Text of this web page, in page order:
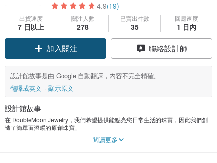
4.9(19)
出貨速度
7 日以上
關注人數
278
已賣出件數
35
回應速度
1 日內
加入關注 聯絡設計師
設計館故事是由 Google 自動翻譯，內容不完全精確。
翻譯成英文
顯示原文
設計館故事
在 DoubleMoon Jewelry，我們希望提供能點亮您日常生活的珠寶，因此我們創
造了簡單而溫暖的原創珠寶。
我們也接受珠寶的問題和訂單，所以如果您有任何要求，請隨時與我們聯繫。
閱讀更多